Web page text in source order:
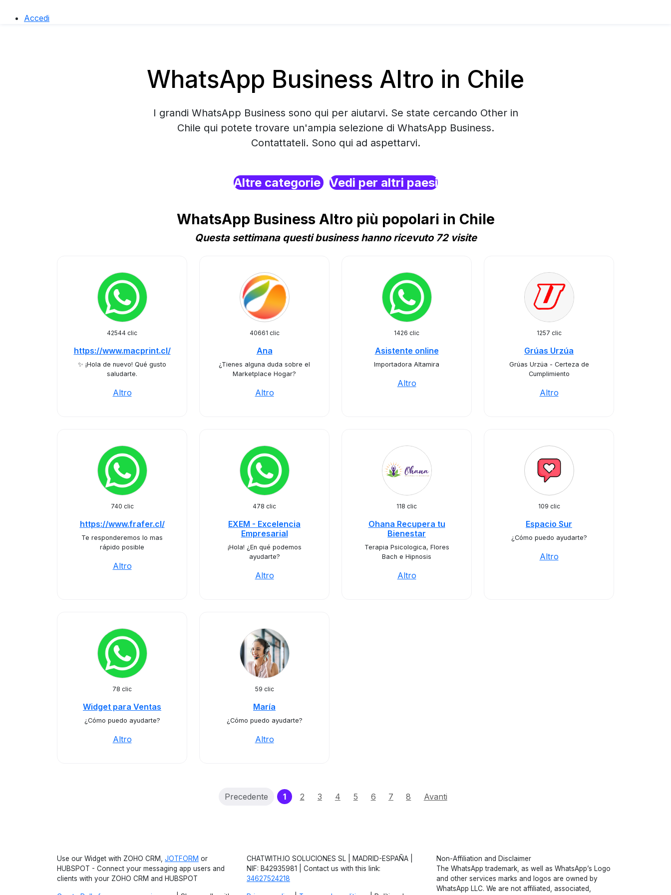
Accedi
WhatsApp Business Altro in Chile
I grandi WhatsApp Business sono qui per aiutarvi. Se state cercando Other in
Chile qui potete trovare un'ampia selezione di WhatsApp Business.
Contattateli. Sono qui ad aspettarvi.
Altre categorie Vedi per altri paesi
WhatsApp Business Altro più popolari in Chile
Questa settimana questi business hanno ricevuto 72 visite
42544 clic
https://www.macprint.cl/
✨ ¡Hola de nuevo! Qué gusto
saludarte.
Altro
40661 clic
Ana
¿Tienes alguna duda sobre el
Marketplace Hogar?
Altro
1426 clic
Asistente online
Importadora Altamira
Altro
1257 clic
Grúas Urzúa
Grúas Urzúa - Certeza de
Cumplimiento
Altro
740 clic
https://www.frafer.cl/
Te responderemos lo mas
rápido posible
Altro
478 clic
EXEM - Excelencia
Empresarial
¡Hola! ¿En qué podemos
ayudarte?
Altro
118 clic
Ohana Recupera tu
Bienestar
Terapia Psicologica, Flores
Bach e Hipnosis
Altro
109 clic
Espacio Sur
¿Cómo puedo ayudarte?
Altro
78 clic
Widget para Ventas
¿Cómo puedo ayudarte?
Altro
59 clic
María
¿Cómo puedo ayudarte?
Altro
Precedente 1(current)
2 3 4 5 6 7 8 Avanti
Use our Widget with ZOHO CRM, JOTFORM or
HUBSPOT - Connect your messaging app users and
clients with your ZOHO CRM and HUBSPOT
CHATWITH.IO SOLUCIONES SL | MADRID-ESPAÑA |
NIF: B42935981 | Contact us with this link:
34627524218
Non-Affiliation and Disclaimer
The WhatsApp trademark, as well as WhatsApp’s Logo
and other services marks and logos are owned by
WhatsApp LLC. We are not affiliated, associated,